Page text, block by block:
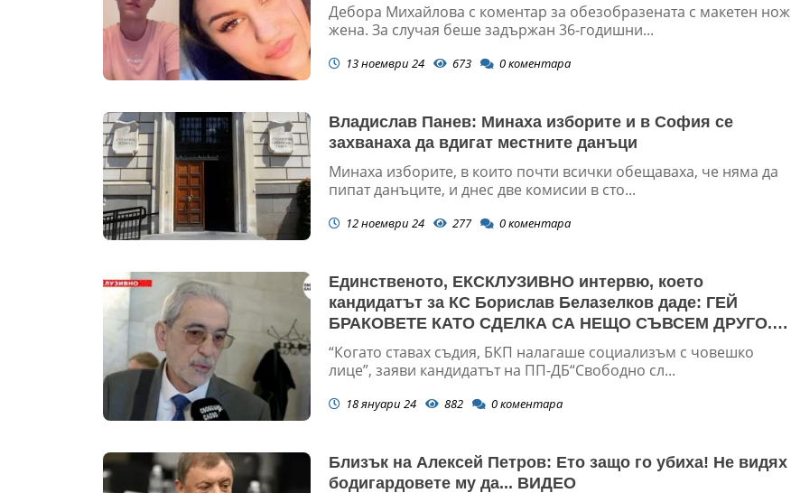
Дебора Михайлова с коментар за обезобразената с макетен нож
жена. За случая беше задържан 36-годишни...
13 ноември 24 673 0коментара
Владислав Панев: Минаха изборите и в София се
захванаха да вдигат местните данъци
Минаха изборите, в които почти всички обещаваха, че няма да
пипат данъците, и днес две комисии в сто...
12 ноември 24 277 0коментара
Единственото, ЕКСКЛУЗИВНО интервю, което
кандидатът за КС Борислав Белазелков даде: ГЕЙ
БРАКОВЕТЕ КАТО СДЕЛКА СА НЕЩО СЪВСЕМ ДРУГО.
РАЗБИРА СЕ, ЧЕ СЕСТРА МИ ИМА ИМОТИ ПРЕЗ ЧСИ
(Видео)
“Когато ставах съдия, БКП налагаше социализъм с човешко
лице”, заяви кандидатът на ПП-ДБ“Свободно сл...
18 януари 24 882 0коментара
Близък на Алексей Петров: Ето защо го убиха! Не видях
бодигардовете му да... ВИДЕО